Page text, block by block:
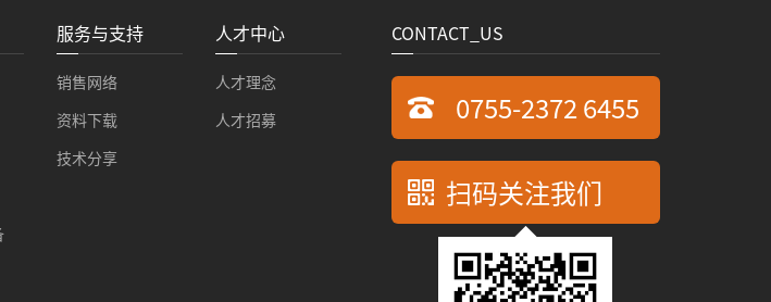
服务与支持
销售网络
资料下载
技术分享
人才中心
人才理念
人才招募
CONTACT_US
0755-2372 6455
扫码关注我们